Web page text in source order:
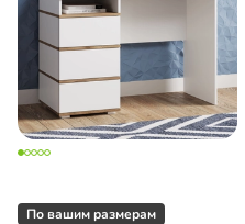
По вашим размерам